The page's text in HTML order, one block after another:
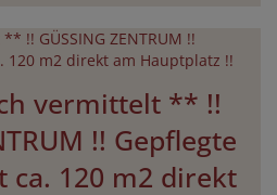
vermittelt ** !!
!! Gepflegte
ca. 120 m2 direkt